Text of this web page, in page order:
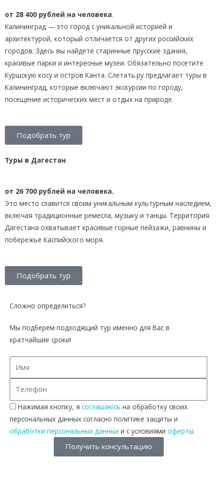
от 28 400 рублей на человека.
Калининград — это город с уникальной историей и
архитектурой, который отличается от других российских
городов. Здесь вы найдете старинные прусские здания,
красивые парки и интересные музеи. Обязательно посетите
Куршскую косу и остров Канта. Слетать.ру предлагает туры в
Калининград, которые включают экскурсии по городу,
посещение исторических мест и отдых на природе.
Подобрать тур
Туры в Дагестан
от 26 700 рублей на человека.
Это место славится своим уникальным культурным наследием,
включая традиционные ремесла, музыку и танцы. Территория
Дагестана охватывает красивые горные пейзажи, равнины и
побережье Каспийского моря.
Подобрать тур
Сложно определиться?
Мы подберем подходящий тур именно для Вас в
кратчайшие сроки!
Нажимая кнопку, я соглашаюсь на обработку своих
персональных данных согласно политике защиты и
обработки персональных данных и с условиями оферты
Получить консультацию